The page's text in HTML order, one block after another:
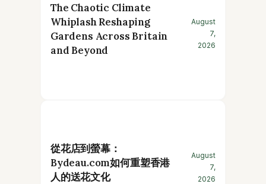
The Chaotic Climate
Whiplash Reshaping
Gardens Across Britain
and Beyond
August
7,
2026
從花店到螢幕：
Bydeau.com如何重塑香港
人的送花文化
August
7,
2026